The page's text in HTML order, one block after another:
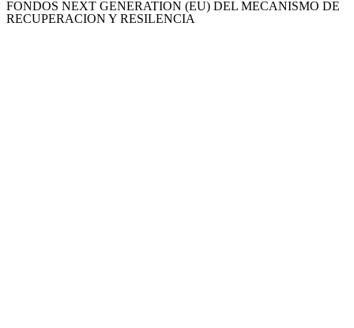
FONDOS NEXT GENERATION (EU) DEL MECANISMO DE
RECUPERACION Y RESILENCIA